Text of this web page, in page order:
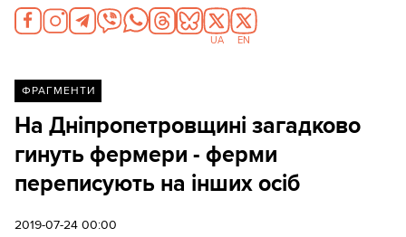
UA EN
ФРАГМЕНТИ
На Дніпропетровщині загадково
гинуть фермери - ферми
переписують на інших осіб
2019-07-24 00:00